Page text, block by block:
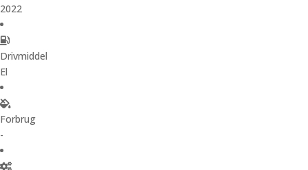
2022
Drivmiddel
El
Forbrug
-